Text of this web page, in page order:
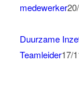
medewerker
Duurzame
Teamleider17/